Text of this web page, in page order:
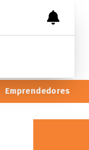
Emprendedores